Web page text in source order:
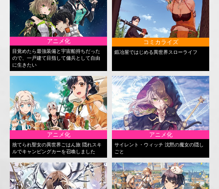
アニメ化
目覚めたら最強装備と宇宙船持ちだった
ので、一戸建て目指して傭兵として自由
に生きたい
コミカライズ
鍛冶屋ではじめる異世界スローライフ
アニメ化
捨てられ聖女の異世界ごはん旅 隠れスキ
ルでキャンピングカーを召喚しました
アニメ化
サイレント・ウィッチ 沈黙の魔女の隠し
ごと